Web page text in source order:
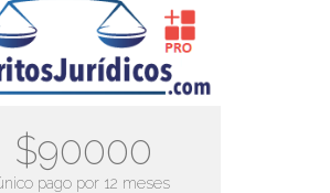
$90000
pago por 12 meses